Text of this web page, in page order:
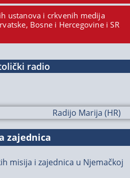
ustanova i crkvenih medija
Bosne i Hercegovine i SR
radio
zajednica
misija i zajednica u Njemačkoj